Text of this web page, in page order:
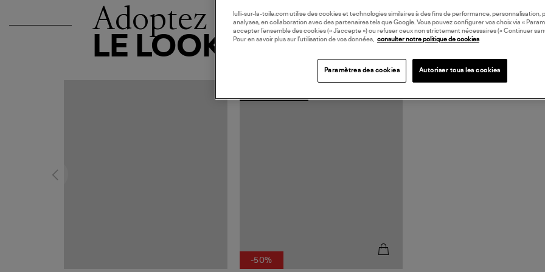
Adoptez
LE LOOK
-50%
lulli-sur-la-toile.com utilise des cookies et technologies similaires à des fins de performance, personnalisation,
analyses, en collaboration avec des partenaires tels que Google. Vous pouvez configurer vos choix via «
accepter l’ensemble des cookies (« J’accepte ») ou refuser ceux non strictement nécessaires (« Continuer
Pour en savoir plus sur l’utilisation de vos données,
consulter notre politique de cookies
Paramètres des cookies Autoriser tous les cookies